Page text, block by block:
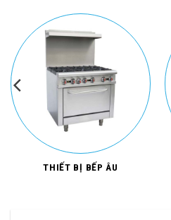
THIẾT BỊ BẾP ÂU